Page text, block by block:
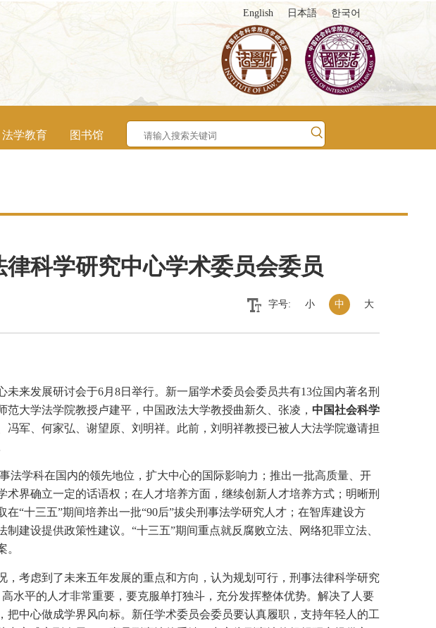
English 日本語 한국어
法学教育 图书馆
科学研究中心学术委员会委员
字号: 小 中 大
来发展研讨会于6月8日举行。新一届学术委员会委员共有13位国内著名刑
大学法学院教授卢建平，中国政法大学教授曲新久、张凌， 中国社会科学
军、何家弘、谢望原、刘明祥。此前，刘明祥教授已被人大法学院邀请担
法学科在国内的领先地位，扩大中心的国际影响力；推出一批高质量、开
界确立一定的话语权；在人才培养方面，继续创新人才培养方式；明晰刑
“十三五”期间培养出一批“90后”拔尖刑事法学研究人才；在智库建设方
建设提供政策性建议。“十三五”期间重点就反腐败立法、网络犯罪立法、
考虑到了未来五年发展的重点和方向，认为规划可行，刑事法律科学研究
水平的人才非常重要，要克服单打独斗，充分发挥整体优势。解决了人要
中心做成学界风向标。新任学术委员会委员要认真履职，支持年轻人的工